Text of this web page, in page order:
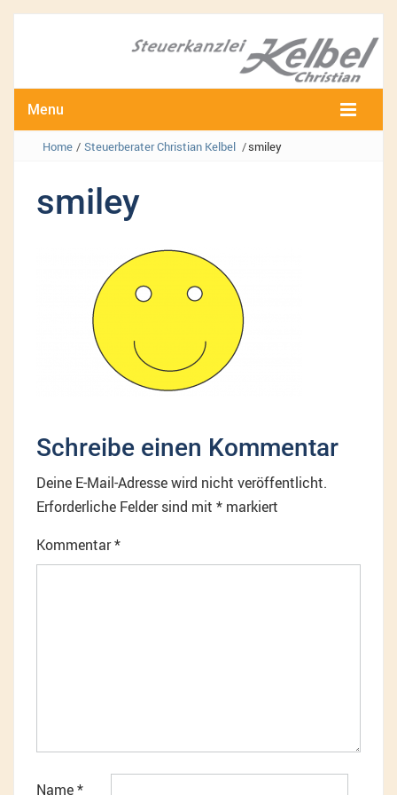
Menu
Home / Steuerberater Christian Kelbel /smiley
smiley
Schreibe einen Kommentar
Deine E-Mail-Adresse wird nicht veröffentlicht.
Erforderliche Felder sind mit * markiert
Kommentar*
Name*